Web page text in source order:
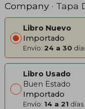
Company · Tapa
Libro Nuevo
Importado
Envío: 24 a 30
Libro Usado
Buen Estado
Importado
Envío: 14 a 21 días